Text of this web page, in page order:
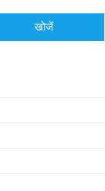
खोजें